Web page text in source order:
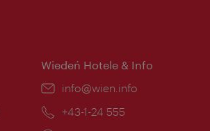
Wiedeń Hotele & Info
E-
info@wien.info
Telefon:
+43-1-24 555